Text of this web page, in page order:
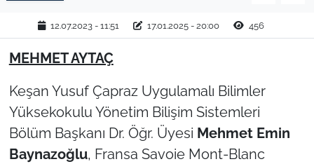
12.07.2023 - 11:51 17.01.2025 - 20:00 456
MEHMET AYTAÇ
Keşan Yusuf Çapraz Uygulamalı Bilimler
Yüksekokulu Yönetim Bilişim Sistemleri
Bölüm Başkanı Dr. Öğr. Üyesi Mehmet Emin
Baynazoğlu, Fransa Savoie Mont-Blanc
TEKİRDAĞ
KIRKLARELİ
ÇANAKKALE